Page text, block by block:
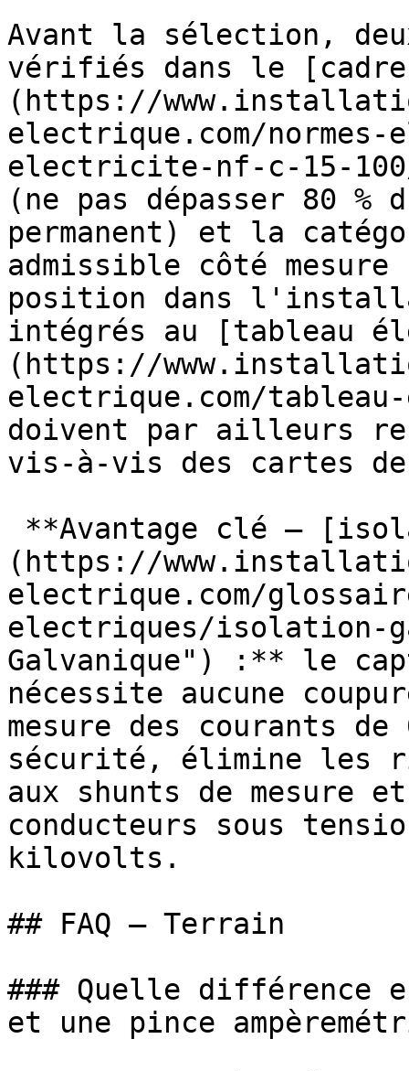
Avant la sélection,
vérifiés dans le [cadre
(https://
electrique.com/normes-
electricite-nf-c-15-
(ne pas dépasser 80 %
permanent) et la
admissible côté
position dans
intégrés au [tableau
(https://
electrique.com/
doivent par ailleurs
vis-à-vis des cartes de
(https://
electrique.com/
electriques/isolation-
Galvanique") :** le
nécessite aucune
mesure des courants
sécurité, élimine les
aux shunts de mesure
conducteurs sous
kilovolts.
## FAQ — Terrain
### Quelle différence
et une pince